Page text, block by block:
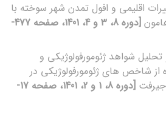
اقلیمی و افول تمدن شهر سوخته با
[دوره 8، 3 و 4، 1401، صفحه 477-
شواهد ژئومورفولوژیکی و
از شاخص های ژئومورفولوژیکی در
[دوره 8، 1 و 2، 1401، صفحه 17-